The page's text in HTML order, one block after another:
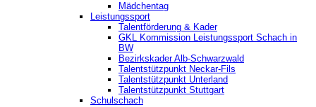
Mädchentag
Leistungssport
Talentförderung & Kader
GKL Kommission Leistungssport Schach in
BW
Bezirkskader Alb-Schwarzwald
Talentstützpunkt Neckar-Fils
Talentstützpunkt Unterland
Talentstützpunkt Stuttgart
Schulschach